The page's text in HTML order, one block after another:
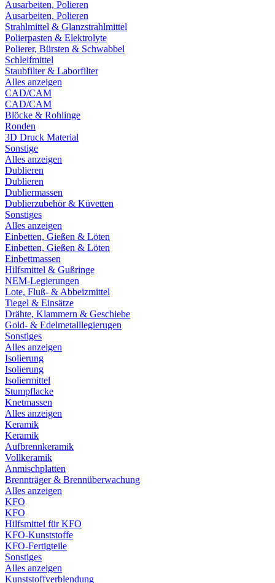
Ausarbeiten, Polieren
Ausarbeiten, Polieren
Strahlmittel & Glanzstrahlmittel
Polierpasten & Elektrolyte
Polierer, Bürsten & Schwabbel
Schleifmittel
Staubfilter & Laborfilter
Alles anzeigen
CAD/CAM
CAD/CAM
Blöcke & Rohlinge
Ronden
3D Druck Material
Sonstige
Alles anzeigen
Dublieren
Dublieren
Dubliermassen
Dublierzubehör & Küvetten
Sonstiges
Alles anzeigen
Einbetten, Gießen & Löten
Einbetten, Gießen & Löten
Einbettmassen
Hilfsmittel & Gußringe
NEM-Legierungen
Lote, Fluß- & Abbeizmittel
Tiegel & Einsätze
Drähte, Klammern & Geschiebe
Gold- & Edelmetalllegierugen
Sonstiges
Alles anzeigen
Isolierung
Isolierung
Isoliermittel
Stumpflacke
Knetmassen
Alles anzeigen
Keramik
Keramik
Aufbrennkeramik
Vollkeramik
Anmischplatten
Brennträger & Brennüberwachung
Alles anzeigen
KFO
KFO
Hilfsmittel für KFO
KFO-Kunststoffe
KFO-Fertigteile
Sonstiges
Alles anzeigen
Kunststoffverblendung